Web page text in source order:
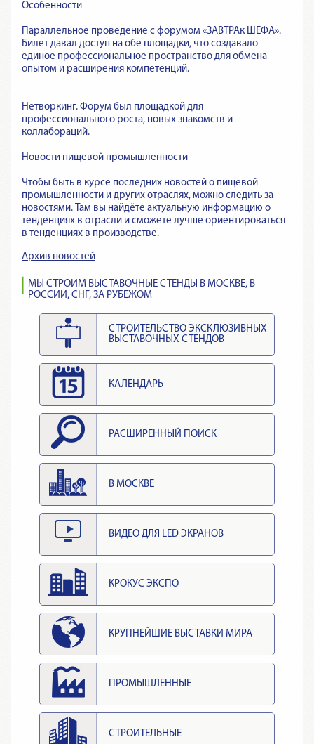
Особенности
Параллельное проведение с форумом «ЗАВТРАк ШЕФА».
Билет давал доступ на обе площадки, что создавало
единое профессиональное пространство для обмена
опытом и расширения компетенций.
Нетворкинг. Форум был площадкой для
профессионального роста, новых знакомств и
коллабораций.
Новости пищевой промышленности
Чтобы быть в курсе последних новостей о пищевой
промышленности и других отраслях, можно следить за
новостями. Там вы найдёте актуальную информацию о
тенденциях в отрасли и сможете лучше ориентироваться
в тенденциях в производстве.
Архив новостей
МЫ СТРОИМ ВЫСТАВОЧНЫЕ СТЕНДЫ В МОСКВЕ, В
РОССИИ, СНГ, ЗА РУБЕЖОМ
СТРОИТЕЛЬСТВО ЭКСКЛЮЗИВНЫХ
ВЫСТАВОЧНЫХ СТЕНДОВ
КАЛЕНДАРЬ
РАСШИРЕННЫЙ ПОИСК
В МОСКВЕ
ВИДЕО ДЛЯ LED ЭКРАНОВ
КРОКУС ЭКСПО
КРУПНЕЙШИЕ ВЫСТАВКИ МИРА
ПРОМЫШЛЕННЫЕ
СТРОИТЕЛЬНЫЕ